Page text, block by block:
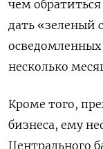
чем
дать «зеленый
несколько
Кроме того,
бизнеса, ему
Центрального